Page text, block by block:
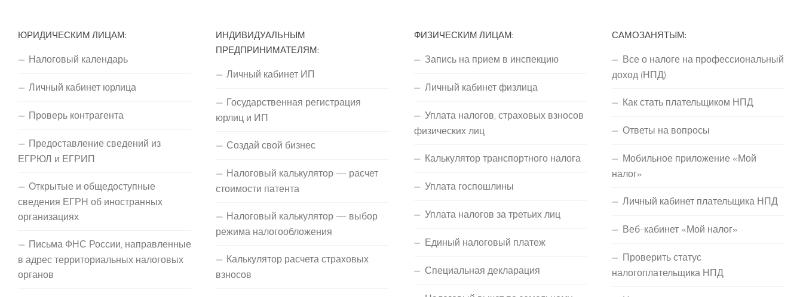
ЮРИДИЧЕСКИМ ЛИЦАМ:
Налоговый календарь
Личный кабинет юрлица
Проверь контрагента
Предоставление сведений из
ЕГРЮЛ и ЕГРИП
Открытые и общедоступные
сведения ЕГРН об иностранных
организациях
Письма ФНС России, направленные
в адрес территориальных налоговых
органов
ИНДИВИДУАЛЬНЫМ
ПРЕДПРИНИМАТЕЛЯМ:
Личный кабинет ИП
Государственная регистрация
юрлиц и ИП
Создай свой бизнес
Налоговый калькулятор — расчет
стоимости патента
Налоговый калькулятор — выбор
режима налогообложения
Калькулятор расчета страховых
взносов
ФИЗИЧЕСКИМ ЛИЦАМ:
Запись на прием в инспекцию
Личный кабинет физлица
Уплата налогов, страховых взносов
физических лиц
Калькулятор транспортного налога
Уплата госпошлины
Уплата налогов за третьих лиц
Единый налоговый платеж
Специальная декларация
САМОЗАНЯТЫМ:
Все о налоге на профессиональный
доход (НПД)
Как стать плательщиком НПД
Ответы на вопросы
Мобильное приложение «Мой
налог»
Личный кабинет плательщика НПД
Веб-кабинет «Мой налог»
Проверить статус
налогоплательщика НПД